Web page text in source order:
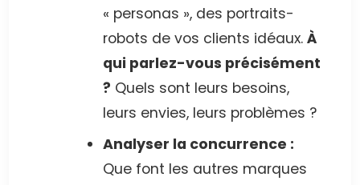
« personas », des portraits-
robots de vos clients idéaux. À
qui parlez-vous précisément
? Quels sont leurs besoins,
leurs envies, leurs problèmes ?
Analyser la concurrence :
Que font les autres marques